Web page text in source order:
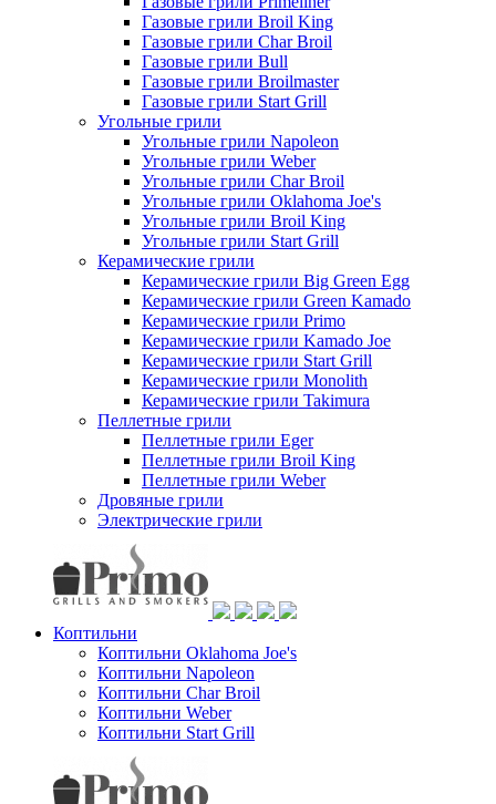
Газовые грили Broil King
Газовые грили Char Broil
Газовые грили Bull
Газовые грили Broilmaster
Газовые грили Start Grill
Угольные грили
Угольные грили Napoleon
Угольные грили Weber
Угольные грили Char Broil
Угольные грили Oklahoma Joe's
Угольные грили Broil King
Угольные грили Start Grill
Керамические грили
Керамические грили Big Green Egg
Керамические грили Green Kamado
Керамические грили Primo
Керамические грили Kamado Joe
Керамические грили Start Grill
Керамические грили Monolith
Керамические грили Takimura
Пеллетные грили
Пеллетные грили Eger
Пеллетные грили Broil King
Пеллетные грили Weber
Дровяные грили
Электрические грили
Коптильни
Коптильни Oklahoma Joe's
Коптильни Napoleon
Коптильни Char Broil
Коптильни Weber
Коптильни Start Grill